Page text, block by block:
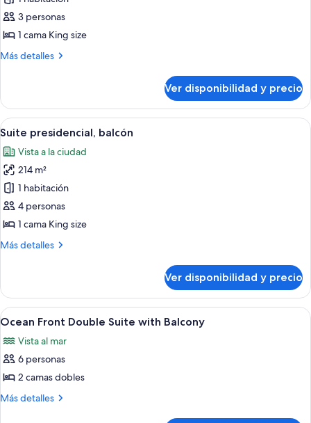
Suite
estudio
balcón,
océano
3 personas
1 cama King size
Más detalles
Más
estudio
presidencial,
balcón,
al
océano
Ver disponibilidad y precio
Ver
todas
las
fotos
de
Suite
presidencial,
7
Suite presidencial, balcón
Vista a la ciudad
214 m²
1 habitación
4 personas
1 cama King size
Más detalles
Más
presidencial,
balcón
Ver disponibilidad y precio
Ver
todas
las
fotos
de
Ocean
12
Ocean Front Double Suite with Balcony
Vista al mar
6 personas
2 camas dobles
Más detalles
Más